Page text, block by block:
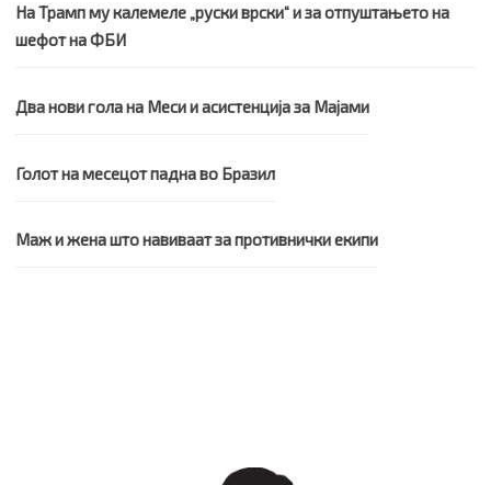
На Трамп му калемеле „руски врски“ и за отпуштањето на
шефот на ФБИ
Два нови гола на Меси и асистенција за Мајами
Голот на месецот падна во Бразил
Маж и жена што навиваат за противнички екипи